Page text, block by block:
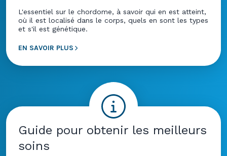
L'essentiel sur le chordome, à savoir qui en est atteint,
où il est localisé dans le corps, quels en sont les types
et s'il est génétique.
EN SAVOIR PLUS
Guide pour obtenir les meilleurs
soins